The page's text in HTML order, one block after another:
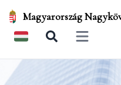
Magyarország
Open main